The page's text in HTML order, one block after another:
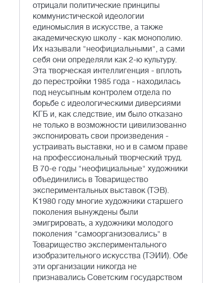
отрицали политические принципы
коммунистической идеологии
единомыслия в искусстве, а также
академическую школу - как монополию.
Их называли "неофициальными", а сами
себя они определяли как 2-ю культуру.
Эта творческая интеллигенция - вплоть
до перестройки 1985 года - находилась
под неусыпным контролем отдела по
борьбе с идеологическими диверсиями
КГБ и, как следствие, им было отказано
не только в возможности цивилизованно
экспонировать свои произведения -
устраивать выставки, но и в самом праве
на профессиональный творческий труд.
В 70-е годы "неофициальные" художники
объединились в Товарищество
экспериментальных выставок (ТЭВ).
К1980 году многие художники старшего
поколения вынуждены были
эмигрировать, а художники молодого
поколения "самоорганизовались" в
Товарищество экспериментального
изобразительного искусства (ТЭИИ). Обе
эти организации никогда не
признавались Советским государством